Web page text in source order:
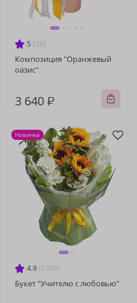
5 (58)
Композиция "Оранжевый
оазис"
3 640 ₽
4.9 (1399)
Букет "Учителю с любовью"
Новинка